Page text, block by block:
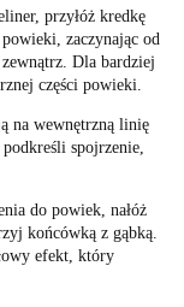
przyłóż kredkę
zaczynając od
Dla bardziej
części powieki.
na wewnętrzną linię
spojrzenie,
do powiek, nałóż
końcówką z gąbką.
efekt, który